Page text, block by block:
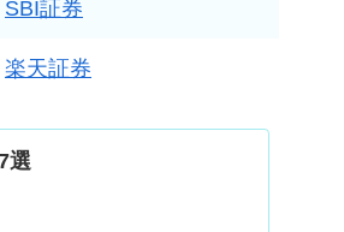
SBI証券
楽天証券
選